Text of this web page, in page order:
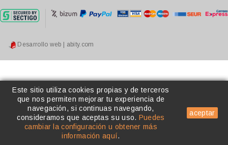
Este sitio utiliza cookies propias y de terceros
que nos permiten mejorar tu experiencia de
navegación, si continuas navegando,
consideramos que aceptas su uso. Puedes
cambiar la configuración u obtener más
información aquí.
aceptar
Desarrollo web | abity.com